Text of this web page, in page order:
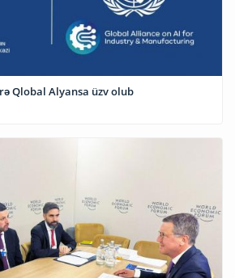
üzrə Qlobal Alyansa üzv olub